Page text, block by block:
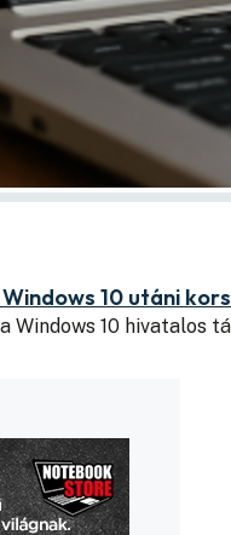
10 utáni
Windows 10 hivatalos